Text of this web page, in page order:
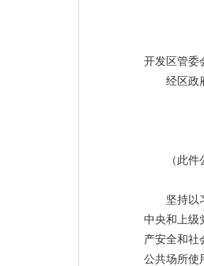
开发区管委
经区政
（此件
坚持以
中央和上级
产安全和社
公共场所使